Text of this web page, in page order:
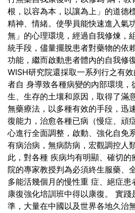
根，以容為本，以讓為上」的道德
精神、情緒。使學員能快速進入氣
無」的心理環境，經過自我修煉，
統手段，儘量擺脫患者對藥物的依
功能，繼而啟動患者體內的自我修
WISH研究院還採取一系列行之有
者自 身導致各種病變的內部環境，
生、生存的土壤和原因，取得了滿
無藥療法，以多種有效的手段，迅
復能力，治愈各種已病（慢症、頑
心進行全面調整，啟動、強化自免
有病治病，無病防病，宏觀調控人
此，對各種 疾病均有明顯、確切
院的專家教授判為必須終生服藥、
多能活幾個月的慢性重 症、絕症
康復強化培訓班中得以康復。
實踐
準，大量在中國以及世界各地久治